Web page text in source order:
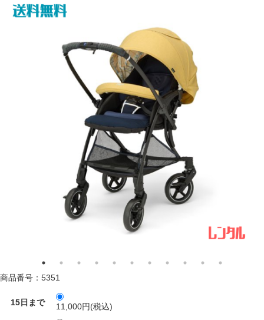
商品番号：5351
15日まで 11,000円(税込)